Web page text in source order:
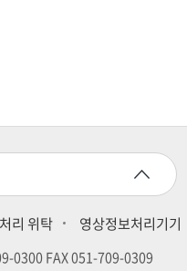
리 위탁 영상정보처리기기
0300 FAX 051-709-0309